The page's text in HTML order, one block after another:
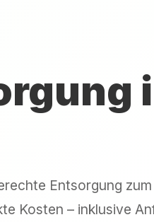
Entsorgung zum
Kosten – inklusive